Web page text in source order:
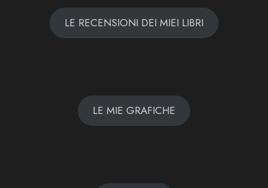
LE RECENSIONI DEI MIEI LIBRI
LE MIE GRAFICHE